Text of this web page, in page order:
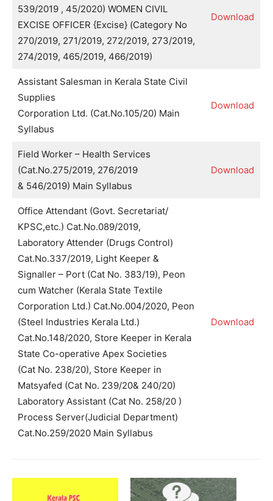
539/2019 , 45/2020) WOMEN CIVIL
EXCISE OFFICER {Excise} (Category No
270/2019, 271/2019, 272/2019, 273/2019,
274/2019, 465/2019, 466/2019)
Download
Assistant Salesman in Kerala State Civil
Supplies
Corporation Ltd. (Cat.No.105/20) Main
Syllabus
Download
Field Worker – Health Services
(Cat.No.275/2019, 276/2019
& 546/2019) Main Syllabus
Download
Office Attendant (Govt. Secretariat/
KPSC,etc.) Cat.No.089/2019,
Laboratory Attender (Drugs Control)
Cat.No.337/2019, Light Keeper &
Signaller – Port (Cat No. 383/19), Peon
cum Watcher (Kerala State Textile
Corporation Ltd.) Cat.No.004/2020, Peon
(Steel Industries Kerala Ltd.)
Cat.No.148/2020, Store Keeper in Kerala
State Co-operative Apex Societies
(Cat No. 238/20), Store Keeper in
Matsyafed (Cat No. 239/20& 240/20)
Laboratory Assistant (Cat No. 258/20 )
Process Server(Judicial Department)
Cat.No.259/2020 Main Syllabus
Download